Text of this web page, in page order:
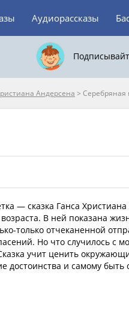
Аудиорассказы
Андерсена > Серебряная
— сказка Ганса
В ней показана
только отчеканенной
Но что случилось с
учит ценить
достоинства и самому